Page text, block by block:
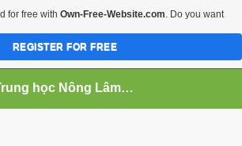
Trung học Nông Lâm Súc Cần Thơ
for free with Own-Free-Website.com. Do you want
REGISTER FOR FREE